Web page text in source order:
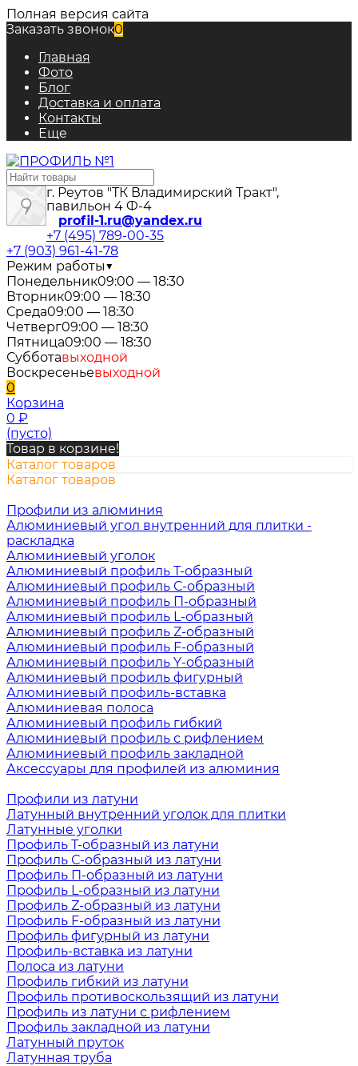
Полная версия сайта
Заказать звонок0
Главная
Фото
Блог
Доставка и оплата
Контакты
Еще
г. Реутов "ТК Владимирский Тракт",
павильон 4 Ф-4
profil-1.ru@yandex.ru
+7 (495) 789-00-35
+7 (903) 961-41-78
Режим работы▼
Понедельник09:00 — 18:30
Вторник09:00 — 18:30
Среда09:00 — 18:30
Четверг09:00 — 18:30
Пятница09:00 — 18:30
Субботавыходной
Воскресеньевыходной
0
Корзина
0 ₽
(пусто)
Товар в корзине!
Каталог товаров
Каталог товаров
Профили из алюминия
Алюминиевый угол внутренний для плитки -
раскладка
Алюминиевый уголок
Алюминиевый профиль Т-образный
Алюминиевый профиль С-образный
Алюминиевый профиль П-образный
Алюминиевый профиль L-образный
Алюминиевый профиль Z-образный
Алюминиевый профиль F-образный
Алюминиевый профиль Y-образный
Алюминиевый профиль фигурный
Алюминиевый профиль-вставка
Алюминиевая полоса
Алюминиевый профиль гибкий
Алюминиевый профиль с рифлением
Алюминиевый профиль закладной
Аксессуары для профилей из алюминия
Профили из латуни
Латунный внутренний уголок для плитки
Латунные уголки
Профиль Т-образный из латуни
Профиль С-образный из латуни
Профиль П-образный из латуни
Профиль L-образный из латуни
Профиль Z-образный из латуни
Профиль F-образный из латуни
Профиль фигурный из латуни
Профиль-вставка из латуни
Полоса из латуни
Профиль гибкий из латуни
Профиль противоскользящий из латуни
Профиль из латуни с рифлением
Профиль закладной из латуни
Латунный пруток
Латунная труба